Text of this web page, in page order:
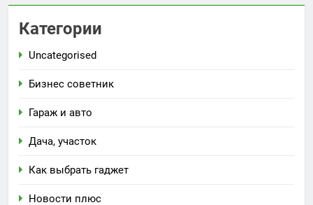
Категории
Uncategorised
Бизнес советник
Гараж и авто
Дача, участок
Как выбрать гаджет
Новости плюс